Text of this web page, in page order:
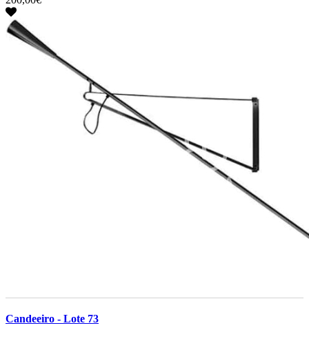
Candeeiro - Lote 73